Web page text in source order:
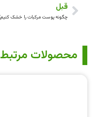
قبل
محصولات مرتبط